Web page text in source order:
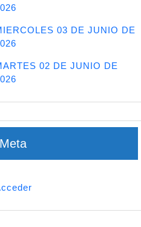
03 DE JUNIO DE
02 DE JUNIO DE
Meta